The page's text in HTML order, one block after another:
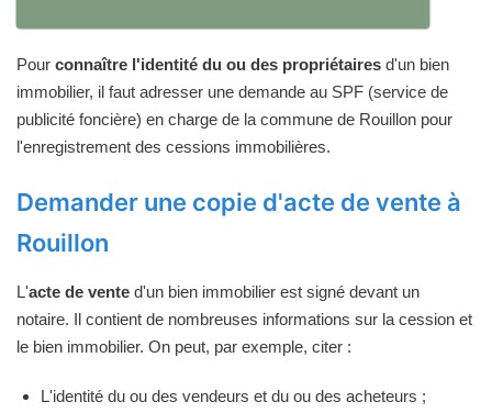
Pour connaître l'identité du ou des propriétaires d'un bien
immobilier, il faut adresser une demande au SPF (service de
publicité foncière) en charge de la commune de Rouillon pour
l'enregistrement des cessions immobilières.
Demander une copie d'acte de vente à
Rouillon
L'acte de vente d'un bien immobilier est signé devant un
notaire. Il contient de nombreuses informations sur la cession et
le bien immobilier. On peut, par exemple, citer :
L'identité du ou des vendeurs et du ou des acheteurs ;